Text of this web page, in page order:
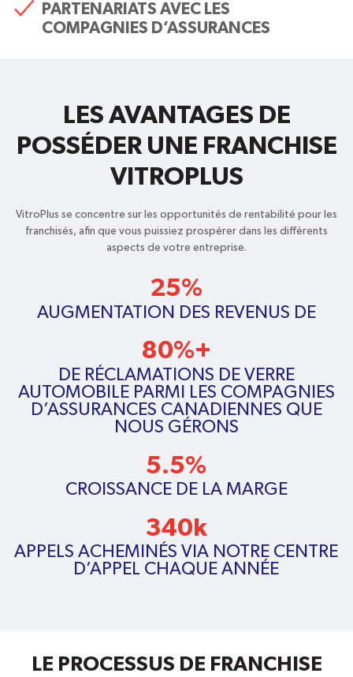
PARTENARIATS AVEC LES
COMPAGNIES D’ASSURANCES
LES AVANTAGES DE
POSSÉDER UNE FRANCHISE
VITROPLUS
VitroPlus se concentre sur les opportunités de rentabilité pour les
franchisés, afin que vous puissiez prospérer dans les différents
aspects de votre entreprise.
25%
AUGMENTATION DES REVENUS DE
80%+
DE RÉCLAMATIONS DE VERRE
AUTOMOBILE PARMI LES COMPAGNIES
D’ASSURANCES CANADIENNES QUE
NOUS GÉRONS
5.5%
CROISSANCE DE LA MARGE
340k
APPELS ACHEMINÉS VIA NOTRE CENTRE
D’APPEL CHAQUE ANNÉE
LE PROCESSUS DE FRANCHISE